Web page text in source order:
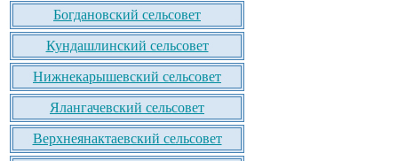
Богдановский сельсовет
Кундашлинский сельсовет
Нижнекарышевский сельсовет
Ялангачевский сельсовет
Верхнеянактаевский сельсовет